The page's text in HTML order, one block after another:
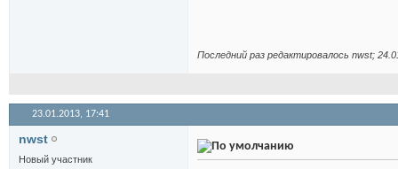
Последний раз редактировалось nwst;
23.01.2013, 17:41
nwst
Новый участник